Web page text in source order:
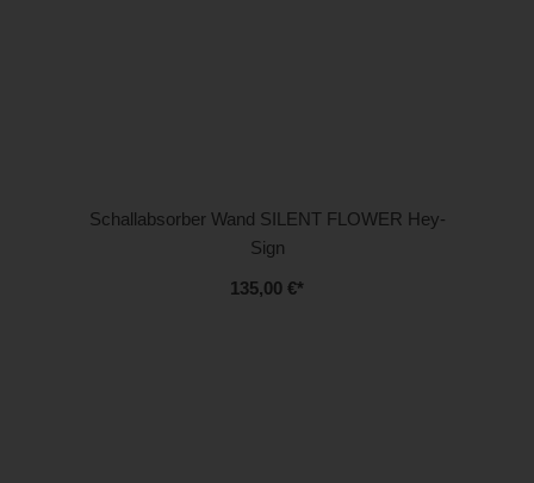
Schallabsorber Wand SILENT FLOWER Hey-
Sign
135,00 €*